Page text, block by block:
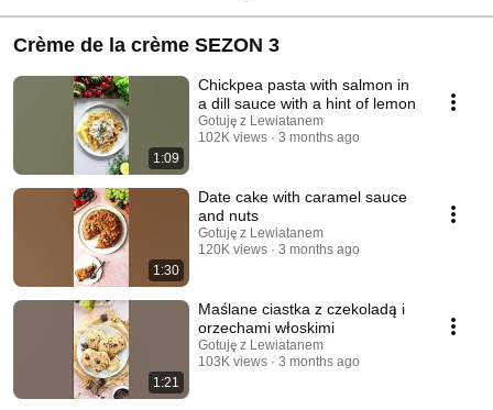
Crème de la crème SEZON 3
1:09
Chickpea pasta with salmon in
a dill sauce with a hint of lemon
Gotuję z Lewiatanem
102K views
3 months ago
1:30
Date cake with caramel sauce
and nuts
Gotuję z Lewiatanem
120K views
3 months ago
1:21
Maślane ciastka z czekoladą i
orzechami włoskimi
Gotuję z Lewiatanem
103K views
3 months ago